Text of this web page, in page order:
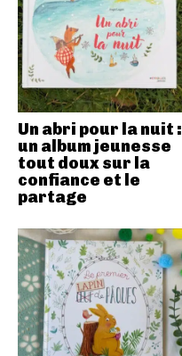
Un abri pour la nuit :
un album jeunesse
tout doux sur la
confiance et le
partage